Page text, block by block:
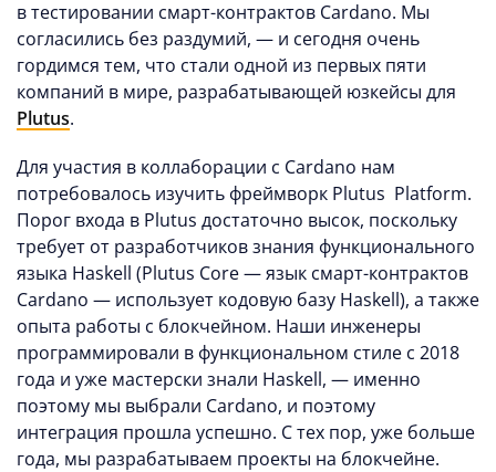
в тестировании смарт-контрактов Cardano. Мы
согласились без раздумий, — и сегодня очень
гордимся тем, что стали одной из первых пяти
компаний в мире, разрабатывающей юзкейсы для
Plutus.
Для участия в коллаборации с Cardano нам
потребовалось изучить фреймворк Plutus Platform.
Порог входа в Plutus достаточно высок, поскольку
требует от разработчиков знания функционального
языка Haskell (Plutus Core — язык смарт-контрактов
Cardano — использует кодовую базу Haskell), а также
опыта работы с блокчейном. Наши инженеры
программировали в функциональном стиле с 2018
года и уже мастерски знали Haskell, — именно
поэтому мы выбрали Cardano, и поэтому
интеграция прошла успешно. С тех пор, уже больше
года, мы разрабатываем проекты на блокчейне.